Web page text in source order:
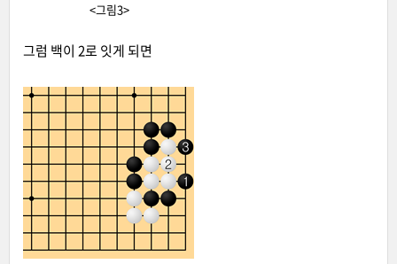
<그림3>
그럼 백이 2로 잇게 되면